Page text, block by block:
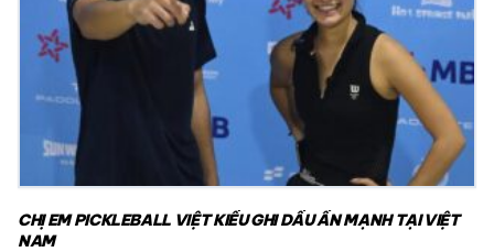
CHỊ EM PICKLEBALL VIỆT KIỀU GHI DẤU ẤN MẠNH TẠI VIỆT
NAM